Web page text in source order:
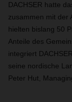
DACHSER hatte
zusammen mit der
hielten bislang 50
Anteile des
integriert
seine nordische
Peter Hut,